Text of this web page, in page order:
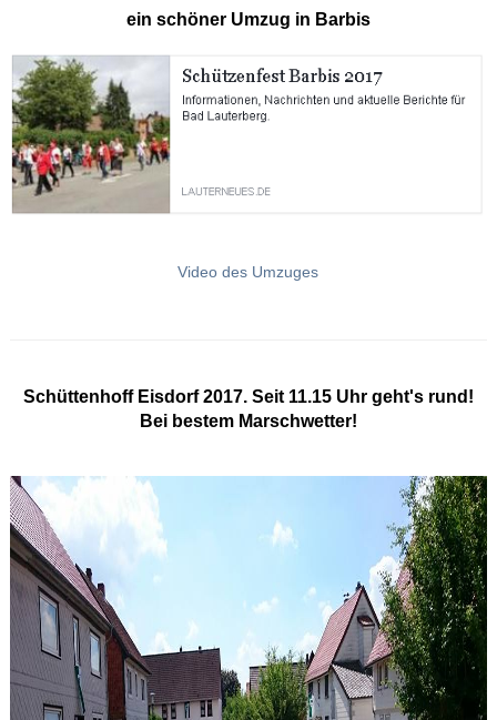
ein schöner Umzug in Barbis
Video des Umzuges
Schüttenhoff Eisdorf 2017. Seit 11.15 Uhr geht's rund!
Bei bestem Marschwetter!